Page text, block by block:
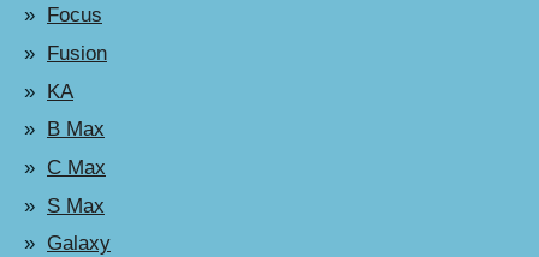
Focus
Fusion
KA
B Max
C Max
S Max
Galaxy